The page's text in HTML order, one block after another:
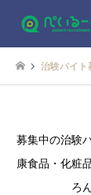
治験バイト
募集中の治験
康食品・化粧
ろ